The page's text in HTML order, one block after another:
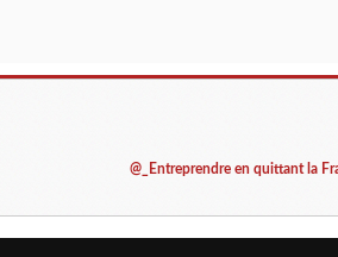
@_Entreprendre en quittant la